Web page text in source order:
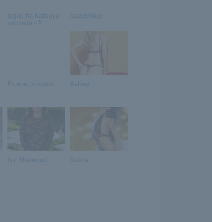
Izgat, ha harisnya
van rajtam?
Igazgyöngy
Eviana, a vadóc Ashley
Ivy Sherwood Sasha